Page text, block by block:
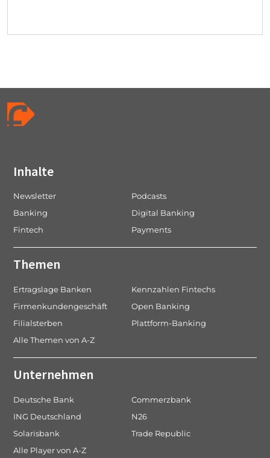
Inhalte
Newsletter
Podcasts
Banking
Digital Banking
Fintech
Payments
Themen
Ertragslage Banken
Kennzahlen Fintechs
Firmenkundengeschäft
Open Banking
Filialsterben
Plattform-Banking
Alle Themen von A-Z
Unternehmen
Deutsche Bank
Commerzbank
ING Deutschland
N26
Solarisbank
Trade Republic
Alle Player von A-Z